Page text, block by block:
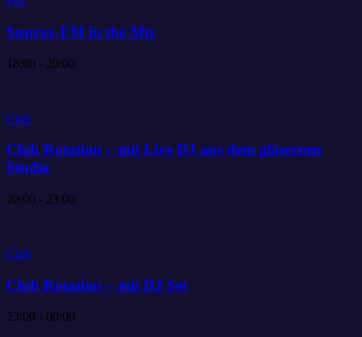
Sunray-FM in the Mix
18:00 - 20:00
Club
Club Rotation – mit Live DJ aus dem gläsernen
Studio
20:00 - 23:00
Club
Club Rotation – mit DJ Set
23:00 - 00:00